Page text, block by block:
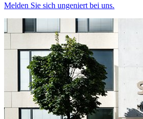
Melden Sie sich ungeniert bei uns.